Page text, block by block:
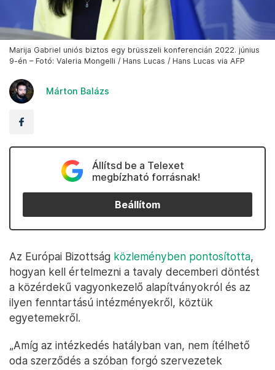
Marija Gabriel uniós biztos egy brüsszeli konferencián 2022. június
9-én – Fotó: Valeria Mongelli / Hans Lucas / Hans Lucas via AFP
Márton Balázs
Állítsd be a Telexet
megbízható forrásnak!
Beállítom
Az Európai Bizottság közleményben pontosította,
hogyan kell értelmezni a tavaly decemberi döntést
a közérdekű vagyonkezelő alapítványokról és az
ilyen fenntartású intézményekről, köztük
egyetemekről.
„Amíg az intézkedés hatályban van, nem ítélhető
oda szerződés a szóban forgó szervezetek